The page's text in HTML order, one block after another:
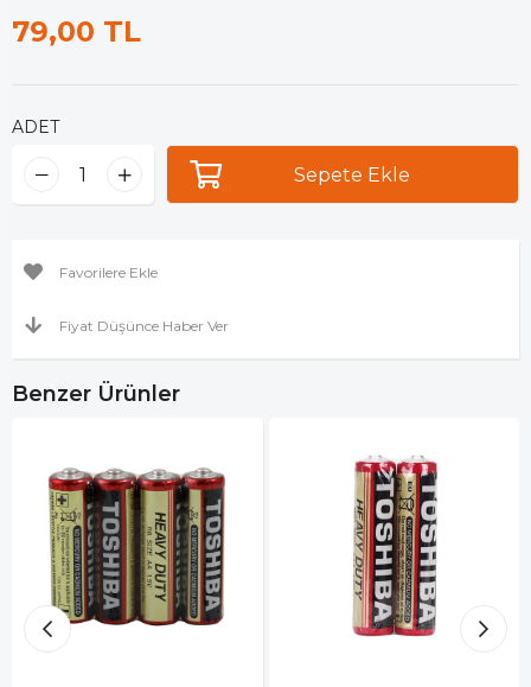
79,00 TL
ADET
Favorilere Ekle
Fiyat Düşünce Haber Ver
Benzer Ürünler